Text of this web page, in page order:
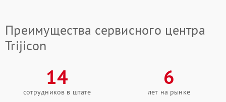
Преимущества сервисного центра
Trijicon
14
сотрудников в штате
6
лет на рынке